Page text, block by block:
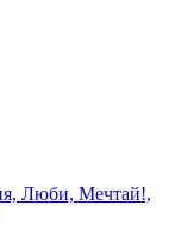
Люби, Мечтай!,